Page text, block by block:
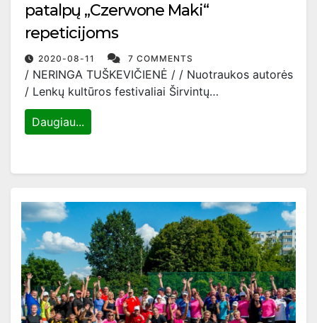
patalpų „Czerwone Maki“
repeticijoms
2020-08-11 7 COMMENTS
/ NERINGA TUŠKEVIČIENĖ / / Nuotraukos autorės
/ Lenkų kultūros festivaliai Širvintų…
Daugiau...